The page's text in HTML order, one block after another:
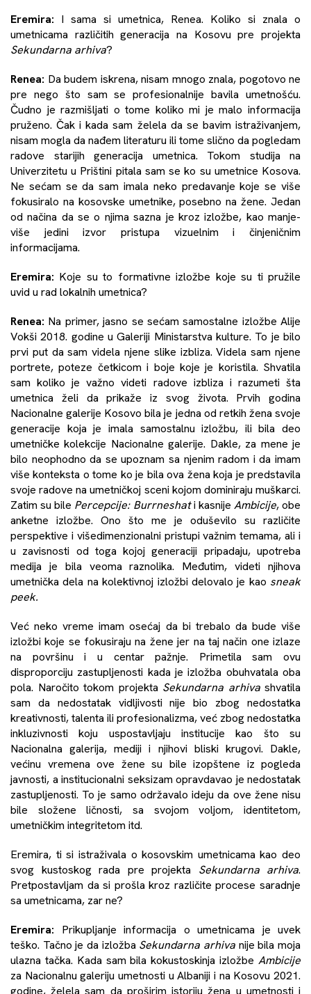
Eremira: I sama si umetnica, Renea. Koliko si znala o
umetnicama različitih generacija na Kosovu pre projekta
Sekundarna arhiva?
Renea: Da budem iskrena, nisam mnogo znala, pogotovo ne
pre nego što sam se profesionalnije bavila umetnošću.
Čudno je razmišljati o tome koliko mi je malo informacija
pruženo. Čak i kada sam želela da se bavim istraživanjem,
nisam mogla da nađem literaturu ili tome slično da pogledam
radove starijih generacija umetnica. Tokom studija na
Univerzitetu u Prištini pitala sam se ko su umetnice Kosova.
Ne sećam se da sam imala neko predavanje koje se više
fokusiralo na kosovske umetnike, posebno na žene. Jedan
od načina da se o njima sazna je kroz izložbe, kao manje-
više jedini izvor pristupa vizuelnim i činjeničnim
informacijama.
Eremira: Koje su to formativne izložbe koje su ti pružile
uvid u rad lokalnih umetnica?
Renea: Na primer, jasno se sećam samostalne izložbe Alije
Vokši 2018. godine u Galeriji Ministarstva kulture. To je bilo
prvi put da sam videla njene slike izbliza. Videla sam njene
portrete, poteze četkicom i boje koje je koristila. Shvatila
sam koliko je važno videti radove izbliza i razumeti šta
umetnica želi da prikaže iz svog života. Prvih godina
Nacionalne galerije Kosovo bila je jedna od retkih žena svoje
generacije koja je imala samostalnu izložbu, ili bila deo
umetničke kolekcije Nacionalne galerije. Dakle, za mene je
bilo neophodno da se upoznam sa njenim radom i da imam
više konteksta o tome ko je bila ova žena koja je predstavila
svoje radove na umetničkoj sceni kojom dominiraju muškarci.
Zatim su bile Percepcije: Burrneshati kasnije Ambicije, obe
anketne izložbe. Ono što me je oduševilo su različite
perspektive i višedimenzionalni pristupi važnim temama, ali i
u zavisnosti od toga kojoj generaciji pripadaju, upotreba
medija je bila veoma raznolika. Međutim, videti njihova
umetnička dela na kolektivnoj izložbi delovalo je kao sneak
peek.
Već neko vreme imam osećaj da bi trebalo da bude više
izložbi koje se fokusiraju na žene jer na taj način one izlaze
na površinu i u centar pažnje. Primetila sam ovu
disproporciju zastupljenosti kada je izložba obuhvatala oba
pola. Naročito tokom projekta Sekundarna arhivashvatila
sam da nedostatak vidljivosti nije bio zbog nedostatka
kreativnosti, talenta ili profesionalizma, već zbog nedostatka
inkluzivnosti koju uspostavljaju institucije kao što su
Nacionalna galerija, mediji i njihovi bliski krugovi. Dakle,
većinu vremena ove žene su bile izopštene iz pogleda
javnosti, a institucionalni seksizam opravdavao je nedostatak
zastupljenosti. To je samo održavalo ideju da ove žene nisu
bile složene ličnosti, sa svojom voljom, identitetom,
umetničkim integritetom itd.
Eremira, ti si istraživala o kosovskim umetnicama kao deo
svog kustoskog rada pre projekta Sekundarna arhiva.
Pretpostavljam da si prošla kroz različite procese saradnje
sa umetnicama, zar ne?
Eremira: Prikupljanje informacija o umetnicama je uvek
teško. Tačno je da izložba Sekundarna arhiva nije bila moja
ulazna tačka. Kada sam bila kokustoskinja izložbe Ambicije
za Nacionalnu galeriju umetnosti u Albaniji i na Kosovu 2021.
godine, želela sam da proširim istoriju žena u umetnosti i